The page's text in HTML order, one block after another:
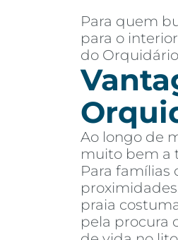
Para quem
para o
do
Ao longo de
muito bem a
Para famílias
praia
pela procura